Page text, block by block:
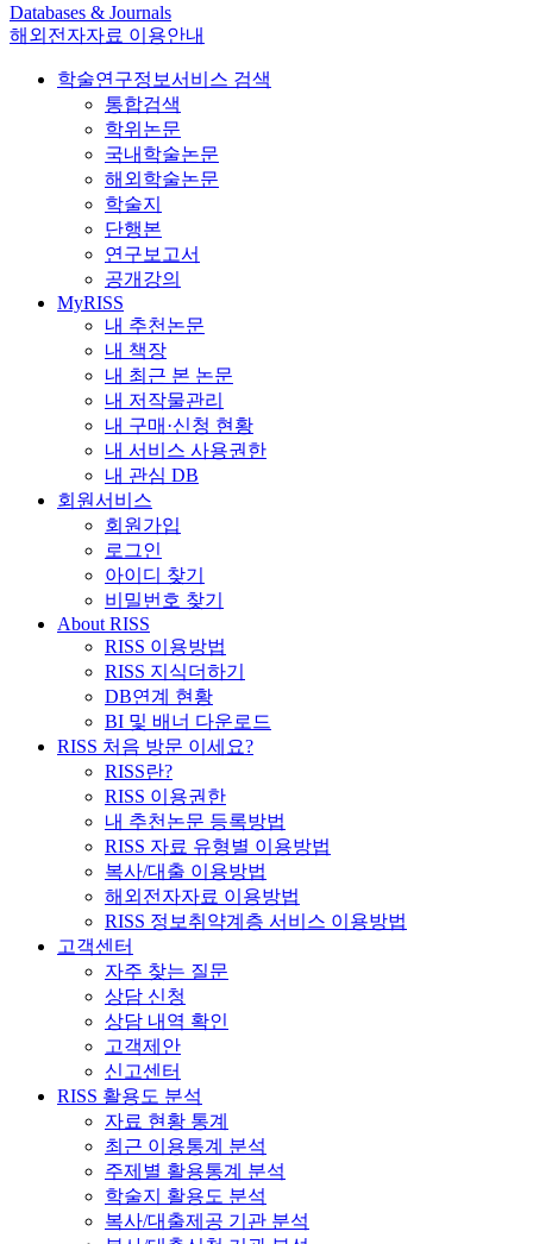
Databases & Journals
해외전자자료 이용안내
학술연구정보서비스 검색
통합검색
학위논문
국내학술논문
해외학술논문
학술지
단행본
연구보고서
공개강의
MyRISS
내 추천논문
내 책장
내 최근 본 논문
내 저작물관리
내 구매·신청 현황
내 서비스 사용권한
내 관심 DB
회원서비스
회원가입
로그인
아이디 찾기
비밀번호 찾기
About RISS
RISS 이용방법
RISS 지식더하기
DB연계 현황
BI 및 배너 다운로드
RISS 처음 방문 이세요?
RISS란?
RISS 이용권한
내 추천논문 등록방법
RISS 자료 유형별 이용방법
복사/대출 이용방법
해외전자자료 이용방법
RISS 정보취약계층 서비스 이용방법
고객센터
자주 찾는 질문
상담 신청
상담 내역 확인
고객제안
신고센터
RISS 활용도 분석
자료 현황 통계
최근 이용통계 분석
주제별 활용통계 분석
학술지 활용도 분석
복사/대출제공 기관 분석